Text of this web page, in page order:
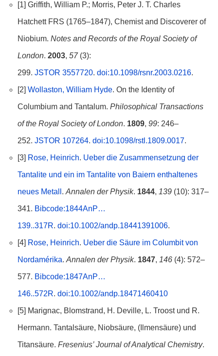
[1] Griffith, William P.; Morris, Peter J. T. Charles
Hatchett FRS (1765–1847), Chemist and Discoverer of
Niobium. Notes and Records of the Royal Society of
London. 2003, 57(3):
299. JSTOR 3557720. doi:10.1098/rsnr.2003.0216.
[2] Wollaston, William Hyde. On the Identity of
Columbium and Tantalum. Philosophical Transactions
of the Royal Society of London. 1809, 99: 246–
252. JSTOR 107264. doi:10.1098/rstl.1809.0017.
[3] Rose, Heinrich. Ueber die Zusammensetzung der
Tantalite und ein im Tantalite von Baiern enthaltenes
neues Metall .Annalen der Physik. 1844, 139(10): 317–
341. Bibcode:1844AnP…
139..317R. doi:10.1002/andp.18441391006.
[4] Rose, Heinrich. Ueber die Säure im Columbit von
Nordamérika.Annalen der Physik. 1847, 146(4): 572–
577. Bibcode:1847AnP…
146..572R. doi:10.1002/andp.18471460410
[5] Marignac, Blomstrand, H. Deville, L. Troost und R.
Hermann. Tantalsäure, Niobsäure, (Ilmensäure) und
Titansäure. Fresenius’ Journal of Analytical Chemistry.